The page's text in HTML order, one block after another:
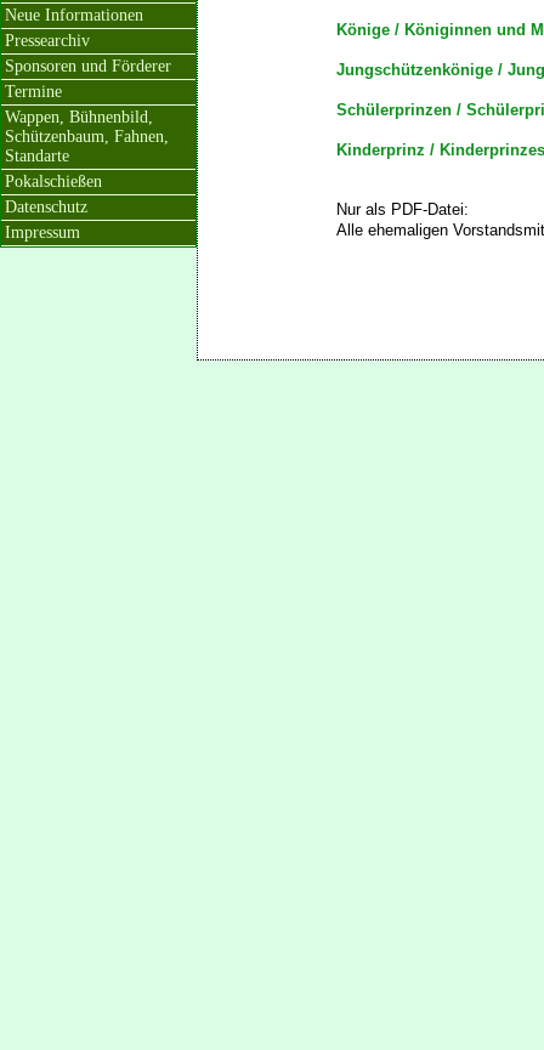
Könige / Königinnen und
Jungschützenkönige /
Schülerprinzen /
Kinderprinz /
Nur als PDF-Datei:
Alle ehemaligen
Neue Informationen
Pressearchiv
Sponsoren und Förderer
Termine
Wappen, Bühnenbild,
Schützenbaum, Fahnen,
Standarte
Pokalschießen
Datenschutz
Impressum